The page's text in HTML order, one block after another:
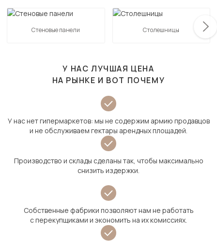
Стеновые панели Столешницы
У НАС ЛУЧШАЯ ЦЕНА
НА РЫНКЕ И ВОТ ПОЧЕМУ
У нас нет гипермаркетов: мы не содержим армию продавцов
и не обслуживаем гектары арендных площадей.
Производство и склады сделаны так, чтобы максимально
снизить издержки.
Собственные фабрики позволяют нам не работать
с перекупщиками и экономить на их комиссиях.